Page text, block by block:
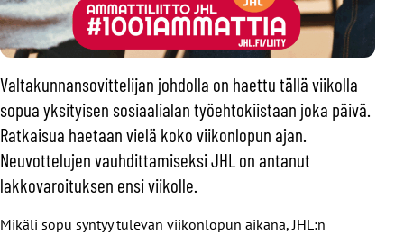
Valtakunnansovittelijan johdolla on haettu tällä viikolla
sopua yksityisen sosiaalialan työehtokiistaan joka päivä.
Ratkaisua haetaan vielä koko viikonlopun ajan.
Neuvottelujen vauhdittamiseksi JHL on antanut
lakkovaroituksen ensi viikolle.
Mikäli sopu syntyy tulevan viikonlopun aikana, JHL:n